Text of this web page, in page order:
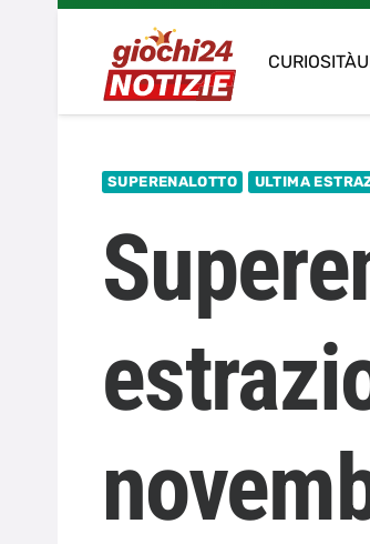
CURIOSITÀ
SUPERENALOTTO ULTIMA